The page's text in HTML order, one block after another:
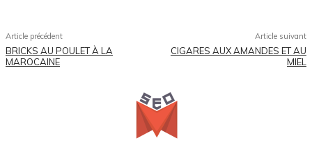
Article précédent
BRICKS AU POULET À LA
MAROCAINE
Article suivant
CIGARES AUX AMANDES ET AU
MIEL